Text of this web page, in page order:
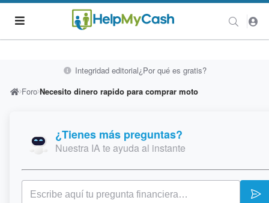
Integridad editorial¿Por qué es gratis?
Foro Necesito dinero rapido para comprar moto
¿Tienes más preguntas?
Nuestra IA te ayuda al instante